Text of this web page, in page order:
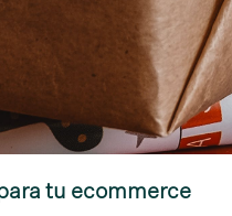
tu ecommerce